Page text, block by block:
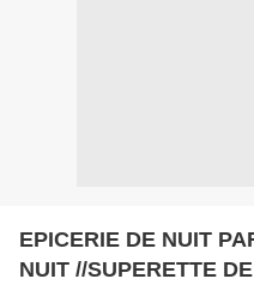
EPICERIE DE NUIT
NUIT //SUPERETTE